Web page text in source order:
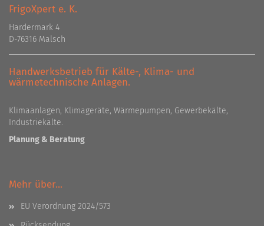
FrigoXpert e. K.
Hardermark 4
D-76316 Malsch
Handwerksbetrieb für Kälte-, Klima- und
wärmetechnische Anlagen.
Klimaanlagen, Klimageräte, Wärmepumpen, Gewerbekälte,
Industriekälte.
Planung & Beratung
Mehr über...
EU Verordnung 2024/573